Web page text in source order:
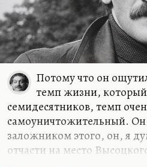
Потому что он
темп жизни,
семидесятников, темп
самоуничтожительный. Он
заложником этого, он, я
отчасти на место